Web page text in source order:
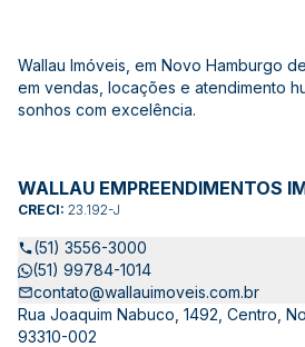
Wallau Imóveis, em Novo Hamburgo
em vendas, locações e atendimento
sonhos com excelência.
WALLAU EMPREENDIMENTOS
CRECI: 23.192-J
(51) 3556-3000
(51) 99784-1014
contato@wallauimoveis.com.br
Rua Joaquim Nabuco, 1492, Centro,
93310-002